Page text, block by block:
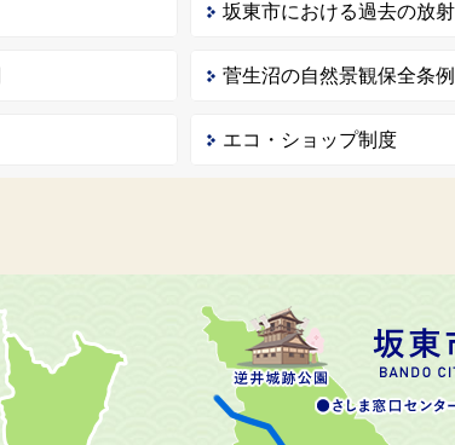
坂東市における過去の放
菅生沼の自然景観保全条例
エコ・ショップ制度